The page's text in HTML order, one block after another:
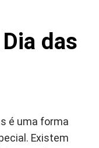
das
é uma forma
Existem